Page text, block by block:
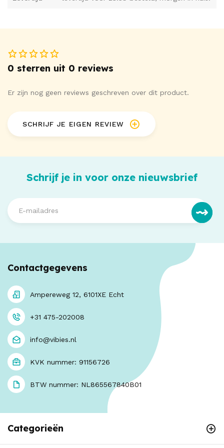
0 sterren uit 0 reviews
Er zijn nog geen reviews geschreven over dit product.
SCHRIJF JE EIGEN REVIEW
Schrijf je in voor onze nieuwsbrief
Contactgegevens
Ampereweg 12, 6101XE Echt
+31 475-202008
info@vibies.nl
KVK nummer: 91156726
BTW nummer: NL865567840B01
Categorieën